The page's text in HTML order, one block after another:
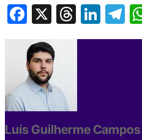
F
c
e
b
o
o
X T
hr
s
Li
n
T
el
Luís Guilherme